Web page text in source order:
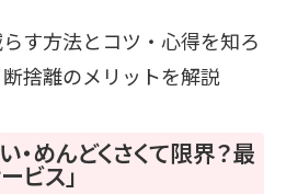
す方法とコツ・心得を知ろ
捨離のメリットを解説
・めんどくさくて限界？最
ビス」